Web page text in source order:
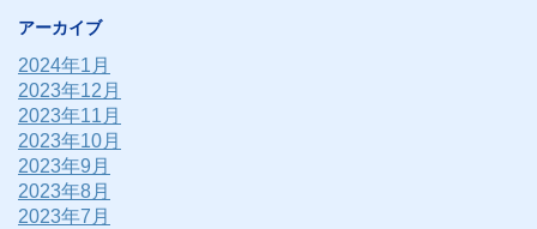
アーカイブ
2024年1月
2023年12月
2023年11月
2023年10月
2023年9月
2023年8月
2023年7月